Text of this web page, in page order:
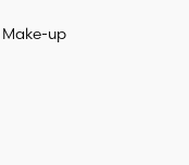
Make-up